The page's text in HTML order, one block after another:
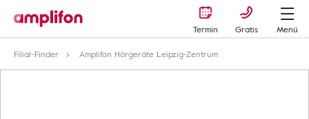
Termin Gratis
Menü
Filial-Finder
Amplifon Hörgeräte Leipzig-Zentrum